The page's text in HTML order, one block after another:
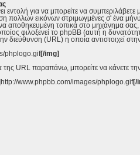
εντολή για να μπορείτε να
πολλών εικόνων στριμωγμένες σ' ένα
αποθηκευμένη τοπικά στο μηχάνημα
φιλοξενεί το phpBB (αυτή η
διεύθυνση (URL) η οποία αντιστοιχεί
phplogo.gif[/img]
URL παραπάνω, μπορείτε να κάνετε
http://www.phpbb.com/images/phplogo.gif[/